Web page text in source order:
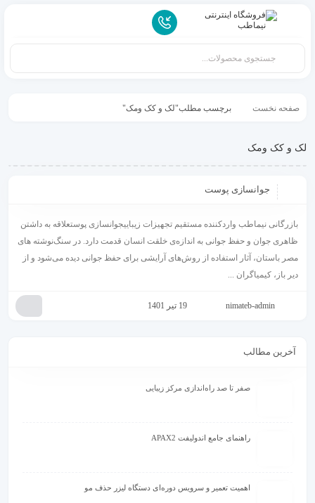
صفحه نخست برچسب مطلب"لک و کک ومک"
لک و کک ومک
جوانسازی پوست
بازرگانی نیماطب واردکننده مستقیم تجهیزات زیباییجوانسازی پوستعلاقه‌ به داشتن
ظاهری جوان و حفظ جوانی به اندازه‌ی خلقت انسان قدمت دارد. در سنگ‌نوشته های
مصر باستان، آثار استفاده از روش‌های آرایشی برای حفظ جوانی دیده می‌شود و از
دیر باز، کیمیاگران ...
nimateb-admin 19 تیر 1401
آخرین مطالب
صفر تا صد راه‌اندازی مرکز زیبایی
راهنمای جامع اندولیفت APAX2
اهمیت تعمیر و سرویس دوره‌ای دستگاه لیزر حذف مو